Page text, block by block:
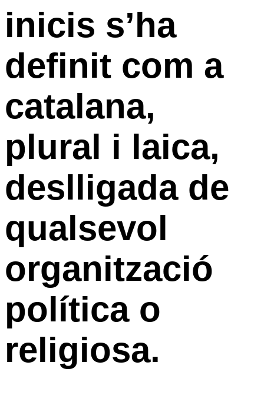
inicis s’ha
definit com a
catalana,
plural i laica,
deslligada de
qualsevol
organització
política o
religiosa.